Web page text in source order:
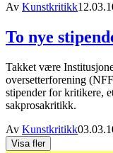
Av Kunstkritikk
To nye
Takket være
oversetterforening
stipender for kritikere,
sakprosakritikk.
Av Kunstkritikk
Visa fler